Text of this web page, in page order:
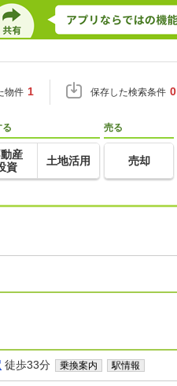
物件 1 保存した検索条件 0
る
産
資
土地活用
売る
売却
徒歩33分 乗換案内 駅情報